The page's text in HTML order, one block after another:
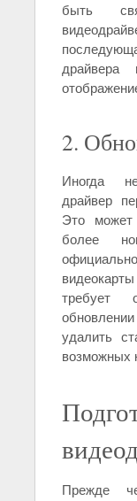
быть
2.
Иногда
драйвер
Это может
более
требует
удалить
возможных
Прежде